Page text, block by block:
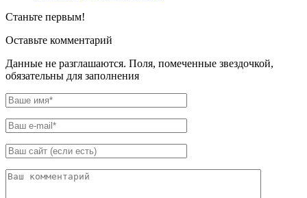
Станьте первым!
Оставьте комментарий
Данные не разглашаются. Поля, помеченные звездочкой,
обязательны для заполнения